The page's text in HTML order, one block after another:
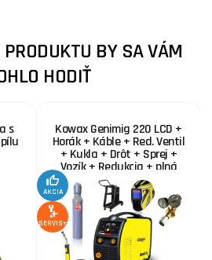
BY SA VÁM
HODIŤ
s Kowax Genimig 220 LCD +
Horák + Káble + Red. Ventil
+ Kukla + Drôt + Sprej +
Vozík + Redukcia + plná
Fľaša Co2
AKCIA
SERVIS+